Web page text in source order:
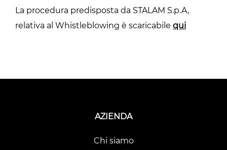
La procedura predisposta da STALAM S.p.A,
relativa al Whistleblowing è scaricabile qui
AZIENDA
Chi siamo